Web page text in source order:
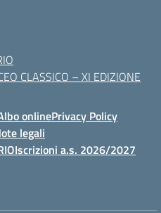
CLASSICO – XI EDIZIONE
onlinePrivacy Policy
legali
Iscrizioni a.s. 2026/2027